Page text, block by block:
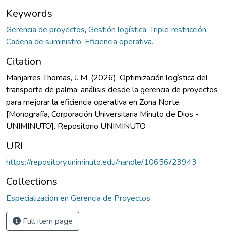
Keywords
Gerencia de proyectos, Gestión logística,Triple restricción,
Cadena de suministro, Eficiencia operativa.
Citation
Manjarres Thomas, J. M. (2026). Optimización logística del
transporte de palma: análisis desde la gerencia de proyectos
para mejorar la eficiencia operativa en Zona Norte.
[Monografía, Corporación Universitaria Minuto de Dios -
UNIMINUTO]. Repositorio UNIMINUTO
URI
https://repository.uniminuto.edu/handle/10656/23943
Collections
Especialización en Gerencia de Proyectos
Full item page